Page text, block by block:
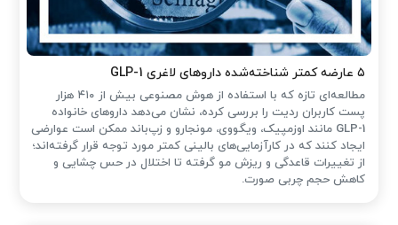
۵ عارضه کمتر شناخته‌شده داروهای لاغری GLP-1
مطالعه‌ای تازه که با استفاده از هوش مصنوعی بیش از ۴۱۰ هزار
پست کاربران ردیت را بررسی کرده، نشان می‌دهد داروهای خانواده
GLP-1 مانند اوزمپیک، ویگووی، مونجارو و زپ‌باند ممکن است عوارضی
ایجاد کنند که در کارآزمایی‌های بالینی کمتر مورد توجه قرار گرفته‌اند؛
از تغییرات قاعدگی و ریزش مو گرفته تا اختلال در حس چشایی و
کاهش حجم چربی صورت.